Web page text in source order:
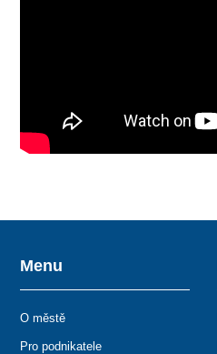
Menu
O městě
Pro podnikatele